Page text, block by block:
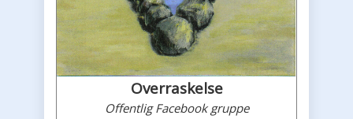
Overraskelse
Offentlig Facebook gruppe